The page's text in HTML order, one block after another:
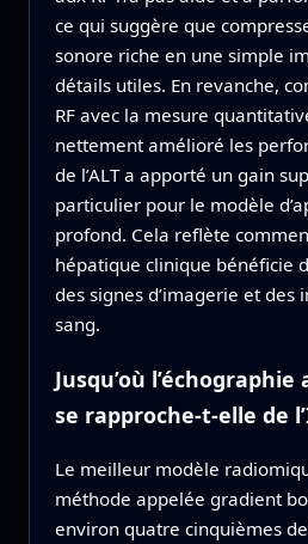
ce qui suggère que
sonore riche en une simple
détails utiles. En revanche,
RF avec la mesure
nettement amélioré les
de l’ALT a apporté un gain
particulier pour le modèle
profond. Cela reflète
hépatique clinique bénéficie
des signes d’imagerie et des
sang.
Jusqu’où
se rapproche-t-elle de
Le meilleur modèle
méthode appelée gradient
environ quatre cinquièmes